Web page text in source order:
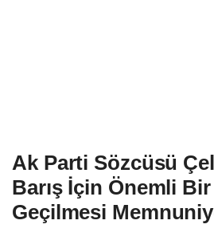
Ak Parti Sözcüsü
Barış İçin Önemli Bir
Geçilmesi